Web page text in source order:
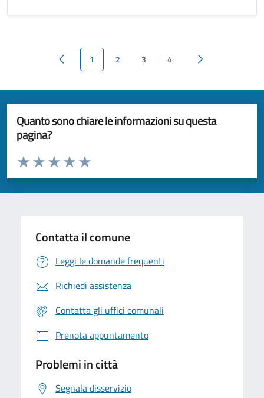
Pagina precedente
1 2 3 4 Pagina successiva
Quanto sono chiare le informazioni su questa
pagina?
Valuta da 1 a 5 stelle la pagina
Valuta 5 stelle su 5
Valuta 4 stelle su 5
Valuta 3 stelle su 5
Valuta 2 stelle su 5
Valuta 1 stelle su 5
Contatta il comune
Leggi le domande frequenti
Richiedi assistenza
Contatta gli uffici comunali
Prenota appuntamento
Problemi in città
Segnala disservizio